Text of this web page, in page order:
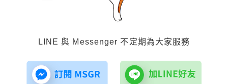
LINE 與 Messenger 不定期為大家服務